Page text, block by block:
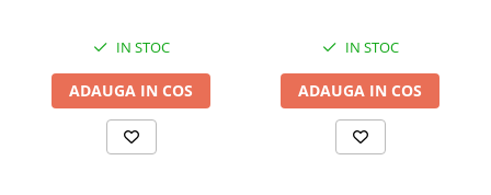
IN STOC
ADAUGA IN COS
IN STOC
ADAUGA IN COS